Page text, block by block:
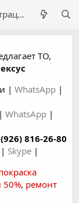
Регистрация
ТО,
| WhatsApp |
WhatsApp |
816-26-80
| Skype |
50%, ремонт